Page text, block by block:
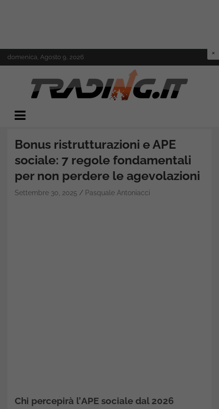
Skip
to
domenica, Agosto 9, 2026
Trading.it
Bonus ristrutturazioni e APE
sociale: 7 regole fondamentali
per non perdere le agevolazioni
Settembre 30, 2025 Pasquale Antoniacci
Chi percepirà l’APE sociale dal 2026